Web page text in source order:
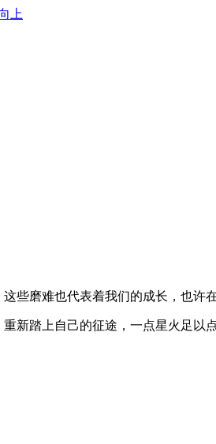
上
些磨难也代表着我们的成长，也许
新踏上自己的征途，一点星火足以